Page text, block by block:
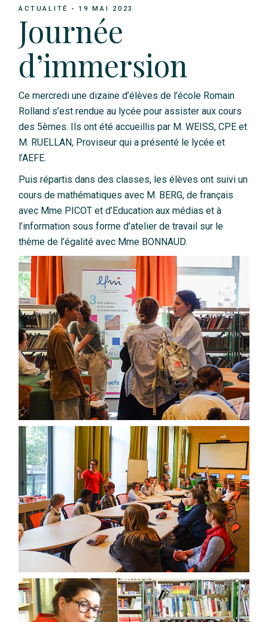
ACTUALITÉ 19 MAI 2023
Journée
d’immersion
Ce mercredi une dizaine d’élèves de l’école Romain
Rolland s’est rendue au lycée pour assister aux cours
des 5èmes. Ils ont été accueillis par M. WEISS, CPE et
M. RUELLAN, Proviseur qui a présenté le lycée et
l’AEFE.
Puis répartis dans des classes, les élèves ont suivi un
cours de mathématiques avec M. BERG, de français
avec Mme PICOT et d’Education aux médias et à
l’information sous forme d’atelier de travail sur le
thème de l’égalité avec Mme BONNAUD.